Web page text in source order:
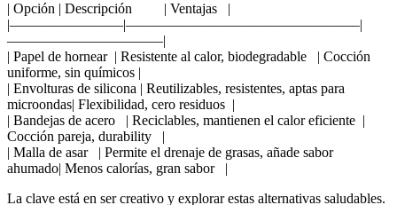
| Opción |⁣ Descripción ‍ ⁢ ​ ​ ​ ⁢ ⁤ ⁣ | Ventajas ⁢ ‍ |
|————————|————————————————–|
———————————|
| Papel ⁣de ‌hornear ‍ ​| Resistente ‌al calor, biodegradable ⁣‍ ⁤ | ⁢Cocción
uniforme, sin⁤ químicos |
| Envolturas de silicona | Reutilizables, resistentes, aptas⁤ para
microondas|‌ Flexibilidad, cero residuos⁢ ⁢‌ |
|⁢ Bandejas de acero ‍ ‍ | Reciclables, mantienen el calor eficiente ⁤ |‌
Cocción pareja,⁣ durability ⁣⁣ ⁢ |
| Malla de asar ⁢ ⁤ | ‌Permite⁤ el drenaje⁢ de grasas, añade sabor
ahumado| Menos calorías, gran sabor ⁤ ‍ |
La clave está en ser ⁢creativo ⁣y explorar estas alternativas saludables.‌